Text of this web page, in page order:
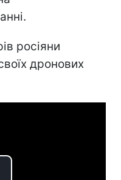
росіяни
дронових